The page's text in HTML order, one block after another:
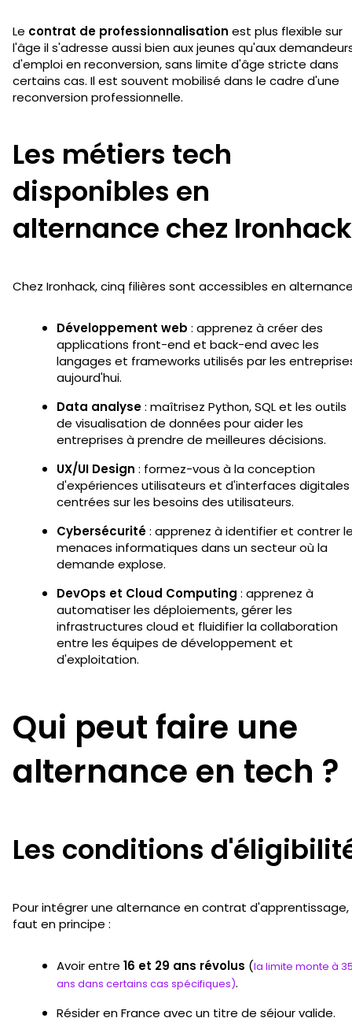
Le contrat de professionnalisation est plus flexible sur
l'âge il s'adresse aussi bien aux jeunes qu'aux
d'emploi en reconversion, sans limite d'âge stricte dans
certains cas. Il est souvent mobilisé dans le cadre d'une
reconversion professionnelle.
Les métiers tech
disponibles en
alternance chez Ironhack
Chez Ironhack, cinq filières sont accessibles en
Développement web : apprenez à créer des
applications front-end et back-end avec les
langages et frameworks utilisés par les
aujourd'hui.
Data analyse: maîtrisez Python, SQL et les outils
de visualisation de données pour aider les
entreprises à prendre de meilleures décisions.
UX/UI Design : formez-vous à la conception
d'expériences utilisateurs et d'interfaces digitales
centrées sur les besoins des utilisateurs.
Cybersécurité: apprenez à identifier et contrer
menaces informatiques dans un secteur où la
demande explose.
DevOps et Cloud Computing : apprenez à
automatiser les déploiements, gérer les
infrastructures cloud et fluidifier la collaboration
entre les équipes de développement et
d'exploitation.
Qui peut faire une
alternance en tech ?
Les conditions
Pour intégrer une alternance en contrat d'apprentissage,
faut en principe :
Avoir entre 16 et 29 ans révolus (la limite monte à
ans dans certains cas spécifiques).
Résider en France avec un titre de séjour valide.